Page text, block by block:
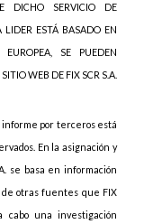
DICHO SERVICIO DE
LIDER ESTÁ BASADO EN
SE PUEDEN
WEB DE FIX SCR S.A.
por terceros está
En la asignación y
se basa en información
otras fuentes que FIX
cabo una investigación